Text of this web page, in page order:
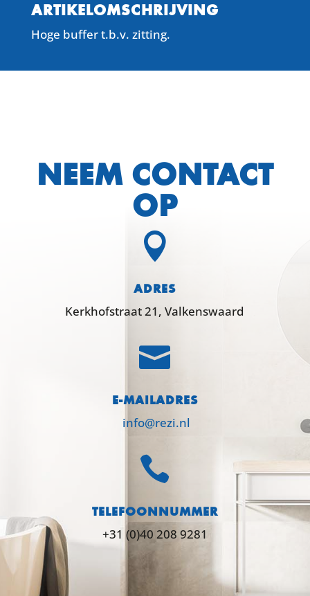
ARTIKELOMSCHRIJVING
Hoge buffer t.b.v. zitting.
NEEM CONTACT
OP

ADRES
Kerkhofstraat 21, Valkenswaard

E-MAILADRES
info@rezi.nl

TELEFOONNUMMER
+31 (0)40 208 9281